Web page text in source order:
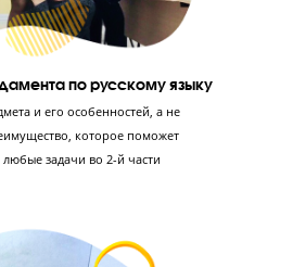
к ЕГЭ по русскому языку
«Годографе»